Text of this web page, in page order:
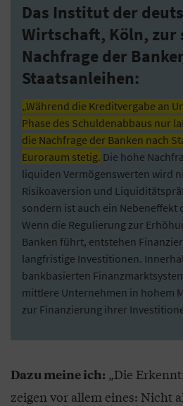
Das Institut der
Wirtschaft, Köln, zur
Nachfrage der
Staatsanleihen:
„Während die Kreditvergabe an
Phase des Schuldenabbaus nur
die Nachfrage der Banken nach
Euroraum stetig. Die hohe
liquiden Vermögenswerten wird
Risikoaversion und
sondern ist auch ein Nebeneffekt
Wenn die Regulierung zur
Banken führt, entstehen
langfristige Investitionen.
bankbasierten
mittlere Unternehmen in hohem
zur Finanzierung ihrer
Dazu meine ich: „Die
zeigen vor allem eines: Nicht